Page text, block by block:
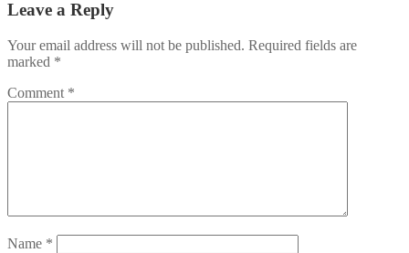
Leave a Reply
Your email address will not be published. Required fields are
marked *
Comment *
Name *